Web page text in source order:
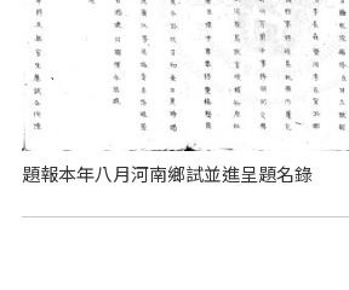
題報本年八月河南鄉試並進呈題名錄